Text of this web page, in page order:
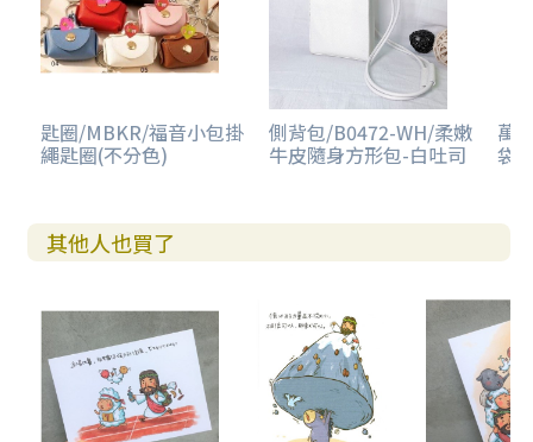
匙圈/MBKR/福音小包掛
繩匙圈(不分色)
側背包/B0472-WH/柔嫩
牛皮隨身方形包-白吐司
萬
袋-
其他人也買了